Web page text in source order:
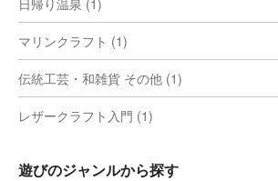
日帰り温泉 (1)
マリンクラフト (1)
伝統工芸・和雑貨 その他 (1)
レザークラフト入門 (1)
遊びのジャンルから探す